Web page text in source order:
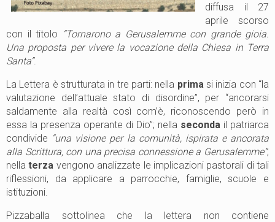
diffusa il 27
aprile scorso
con il titolo
“Tornarono a Gerusalemme con grande gioia.
Una proposta per vivere la vocazione della Chiesa in Terra
Santa”.
La Lettera è strutturata in tre parti: nella prima si inizia con “la
valutazione dell’attuale stato di disordine”, per “ancorarsi
saldamente alla realtà così com’è, riconoscendo però in
essa la presenza operante di Dio”; nella seconda il patriarca
condivide “una visione per la comunità, ispirata e ancorata
alla Scrittura, con una precisa connessione a Gerusalemme”;
nellaterza vengono analizzate le implicazioni pastorali di tali
riflessioni, da applicare a parrocchie, famiglie, scuole e
istituzioni.
Pizzaballa sottolinea che la lettera non contiene